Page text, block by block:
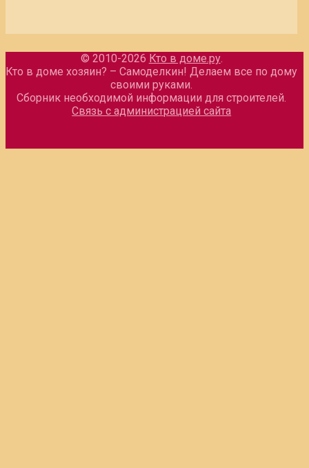
© 2010-2026 Кто в доме.ру.
Кто в доме хозяин? – Самоделкин! Делаем все по дому
своими руками.
Сборник необходимой информации для строителей.
Связь с администрацией сайта